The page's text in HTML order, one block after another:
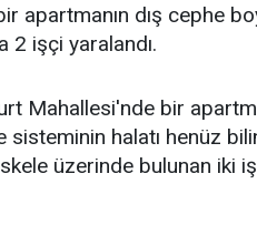
dış cephe
2 işçi yaralandı.
Mahallesi'nde bir
halatı henüz
üzerinde bulunan iki